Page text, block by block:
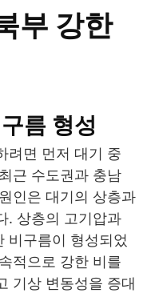
부 강한
름 형성
려면 먼저 대기 중
근 수도권과 충남
인은 대기의 상층과
. 상층의 고기압과
비구름이 형성되었
적으로 강한 비를
기상 변동성을 증대